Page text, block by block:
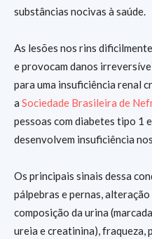
substâncias nocivas à saúde.
As lesões nos rins
e provocam danos
para uma insuficiência renal
a Sociedade Brasileira de
pessoas com diabetes tipo 1
desenvolvem insuficiência
Os principais sinais dessa
pálpebras e pernas,
composição da urina
ureia e creatinina), fraqueza,